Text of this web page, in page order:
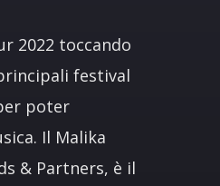
2022 toccando
festival
poter
Il Malika
& Partners, è il